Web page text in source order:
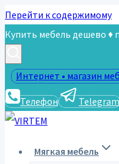
Перейти к содержимому
Купить мебель дешево ♦
Интернет • магазин
Телефон Telegram
Мягкая мебель